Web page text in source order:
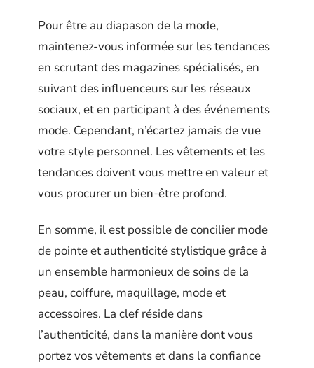
Pour être au diapason de la mode,
maintenez-vous informée sur les tendances
en scrutant des magazines spécialisés, en
suivant des influenceurs sur les réseaux
sociaux, et en participant à des événements
mode. Cependant, n’écartez jamais de vue
votre style personnel. Les vêtements et les
tendances doivent vous mettre en valeur et
vous procurer un bien-être profond.
En somme, il est possible de concilier mode
de pointe et authenticité stylistique grâce à
un ensemble harmonieux de soins de la
peau, coiffure, maquillage, mode et
accessoires. La clef réside dans
l’authenticité, dans la manière dont vous
portez vos vêtements et dans la confiance